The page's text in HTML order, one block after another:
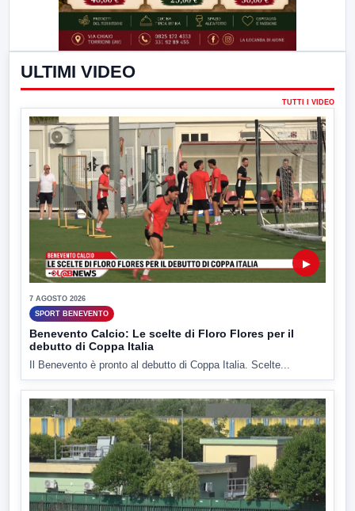
ULTIMI VIDEO
TUTTI I VIDEO
▶
7 AGOSTO 2026
SPORT BENEVENTO
Benevento Calcio: Le scelte di Floro Flores per il
debutto di Coppa Italia
Il Benevento è pronto al debutto di Coppa Italia. Scelte...